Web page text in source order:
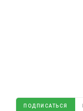
ПОДПИСАТЬСЯ